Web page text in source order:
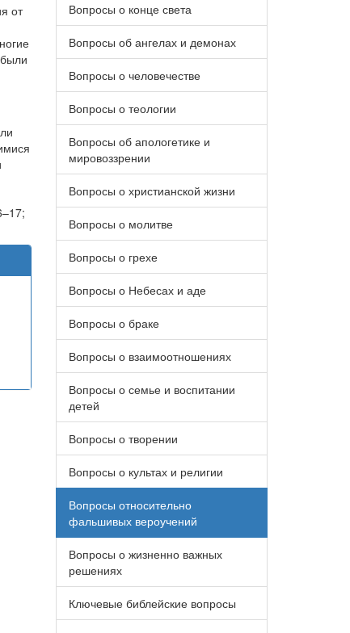
от
Вопросы о конце света
Вопросы об ангелах и демонах
Вопросы о человечестве
Вопросы о теологии
Вопросы об апологетике и
мировоззрении
Вопросы о христианской жизни
Вопросы о молитве
Вопросы о грехе
Вопросы о Небесах и аде
Вопросы о браке
Вопросы о взаимоотношениях
Вопросы о семье и воспитании
детей
Вопросы о творении
Вопросы о культах и религии
Вопросы относительно
фальшивых вероучений
Вопросы о жизненно важных
решениях
Ключевые библейские вопросы